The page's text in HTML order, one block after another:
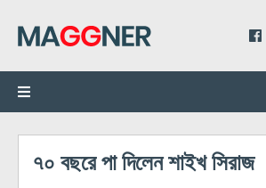
৭০ বছরে পা দিলেন শাইখ সিরাজ